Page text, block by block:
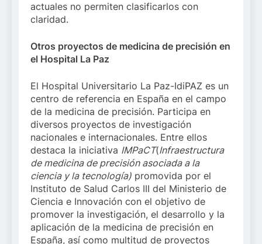
actuales no permiten clasificarlos con
claridad.
Otros proyectos de medicina de precisión en
el Hospital La Paz
El Hospital Universitario La Paz-IdiPAZ es un
centro de referencia en España en el campo
de la medicina de precisión. Participa en
diversos proyectos de investigación
nacionales e internacionales. Entre ellos
destaca la iniciativa IMPaCT(Infraestructura
de medicina de precisión asociada a la
ciencia y la tecnología) promovida por el
Instituto de Salud Carlos III del Ministerio de
Ciencia e Innovación con el objetivo de
promover la investigación, el desarrollo y la
aplicación de la medicina de precisión en
España, así como multitud de proyectos